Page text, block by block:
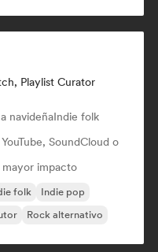
Playlist Curator
navideñaIndie folk
SoundCloud o
mayor impacto
folk
Indie pop
Rock alternativo